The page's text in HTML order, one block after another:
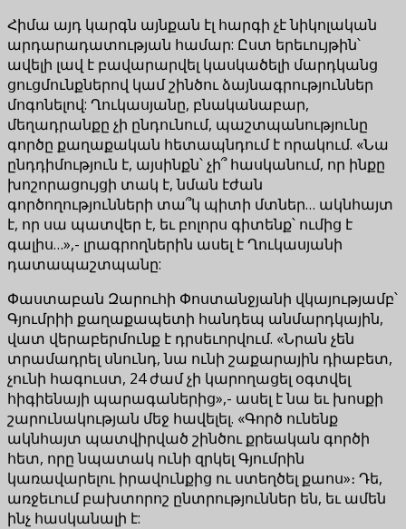
Հիմա այդ կարգն այնքան էլ հարգի չէ նիկոլական
արդարադատության համար: Ըստ երեւույթին՝
ավելի լավ է բավարարվել կասկածելի մարդկանց
ցուցմունքներով կամ շինծու ձայնագրություններ
մոգոնելով: Ղուկասյանը, բնականաբար,
մեղադրանքը չի ընդունում, պաշտպանությունը
գործը քաղաքական հետապնդում է որակում. «Նա
ընդդիմություն է, այսինքն՝ չի՞ հասկանում, որ ինքը
խոշորացույցի տակ է, նման էժան
գործողությունների տա՞կ պիտի մտներ… ակնհայտ
է, որ սա պատվեր է, եւ բոլորս գիտենք՝ ումից է
գալիս…»,- լրագրողներին ասել է Ղուկասյանի
դատապաշտպանը:
Փաստաբան Զարուհի Փոստանջյանի վկայությամբ՝
Գյումրիի քաղաքապետի հանդեպ անմարդկային,
վատ վերաբերմունք է դրսեւորվում. «Նրան չեն
տրամադրել սնունդ, նա ունի շաքարային դիաբետ,
չունի հագուստ, 24 ժամ չի կարողացել օգտվել
հիգիենայի պարագաներից»,- ասել է նա եւ խոսքի
շարունակության մեջ հավելել. «Գործ ունենք
ակնհայտ պատվիրված շինծու քրեական գործի
հետ, որը նպատակ ունի զրկել Գյումրին
կառավարելու իրավունքից ու ստեղծել քաոս»։ Դե,
առջեւում բախտորոշ ընտրություններ են, եւ ամեն
ինչ հասկանալի է: